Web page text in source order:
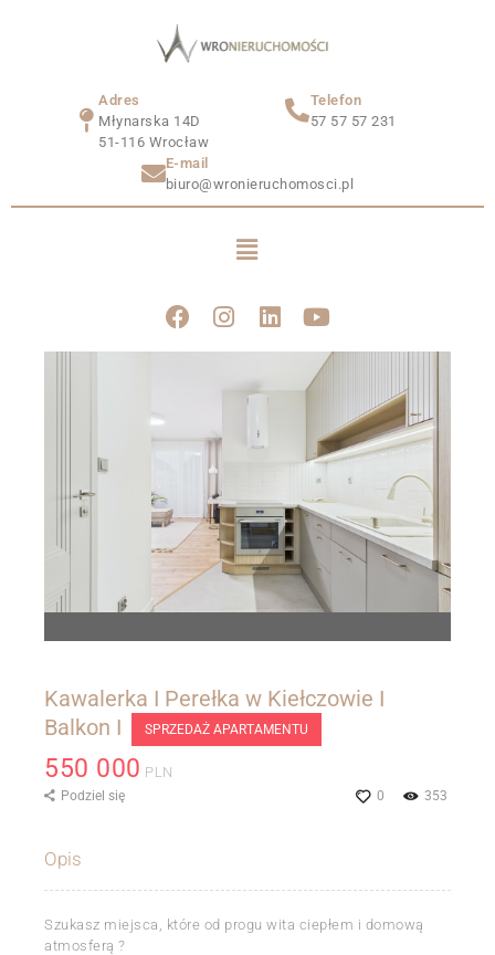
Adres
Młynarska 14D
51-116 Wrocław
Telefon
57 57 57 231
E-mail
biuro@wronieruchomosci.pl
Kawalerka I Perełka w Kiełczowie I
Balkon I
SPRZEDAŻ APARTAMENTU
550 000 PLN
353
0
Podziel się
Opis
Szukasz miejsca, które od progu wita ciepłem i domową
atmosferą ?